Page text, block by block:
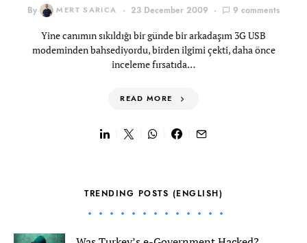
By MERT SARICA 23 December 2009 9 comments
Yine canımın sıkıldığı bir günde bir arkadaşım 3G USB
modeminden bahsediyordu, birden ilgimi çekti, daha önce
inceleme fırsatıda…
READ MORE
TRENDING POSTS (ENGLISH)